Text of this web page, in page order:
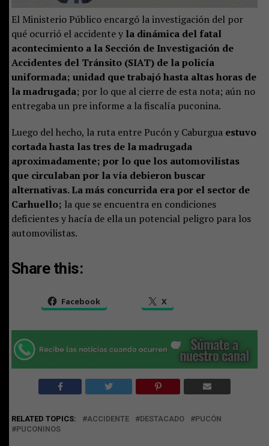
El Ministerio Público encargó la investigación del por
qué ocurrió el accidente y la dinámica del fatal
acontecimiento a la Sección de Investigación de
Accidentes del Tránsito (SIAT) de la policía
uniformada; unidad que trabajó hasta altas horas de
la madrugada; por lo que al cierre de esta nota; aún no
entregaba un pre informe a la fiscalía puconina.
Luego del hecho, la ruta entre Pucón y Caburgua estuvo
cortada hasta las tres de la madrugada
aproximadamente; por lo que los automovilistas
que circulaban por la vía debieron buscar
alternativas. La más concurrida era por el sector de
Carhuello; la que se encuentra en condiciones
deficientes y hacía de ella un potencial peligro para los
automovilistas.
Share this:
Facebook X
RELATED TOPICS: ACCIDENTE DESTACADO
PUCÓN
PUCONINOS